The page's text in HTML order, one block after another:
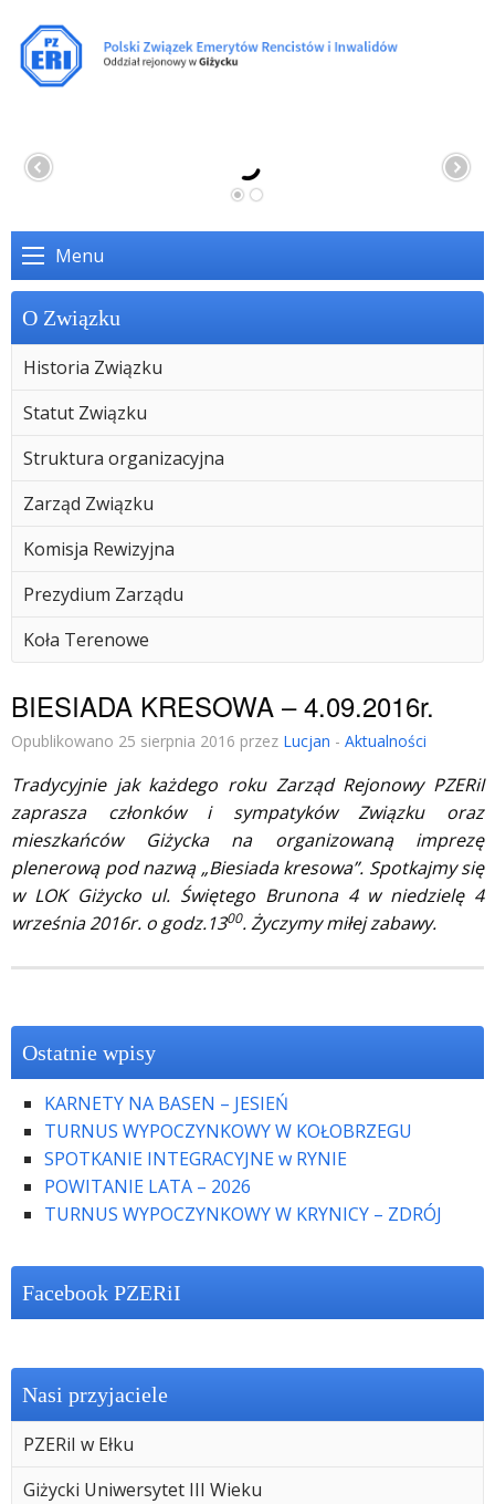
Menu
O Związku
Historia Związku
Statut Związku
Struktura organizacyjna
Zarząd Związku
Komisja Rewizyjna
Prezydium Zarządu
Koła Terenowe
BIESIADA KRESOWA – 4.09.2016r.
Opublikowano 25 sierpnia 2016 przez Lucjan - Aktualności
Tradycyjnie jak każdego roku Zarząd Rejonowy PZERiI
zaprasza członków i sympatyków Związku oraz
mieszkańców Giżycka na organizowaną imprezę
plenerową pod nazwą „Biesiada kresowa”. Spotkajmy się
w LOK Giżycko ul. Świętego Brunona 4 w niedzielę 4
września 2016r. o godz.1300. Życzymy miłej zabawy.
Ostatnie wpisy
KARNETY NA BASEN – JESIEŃ
TURNUS WYPOCZYNKOWY W KOŁOBRZEGU
SPOTKANIE INTEGRACYJNE w RYNIE
POWITANIE LATA – 2026
TURNUS WYPOCZYNKOWY W KRYNICY – ZDRÓJ
Facebook PZERiI
Nasi przyjaciele
PZERiI w Ełku
Giżycki Uniwersytet III Wieku